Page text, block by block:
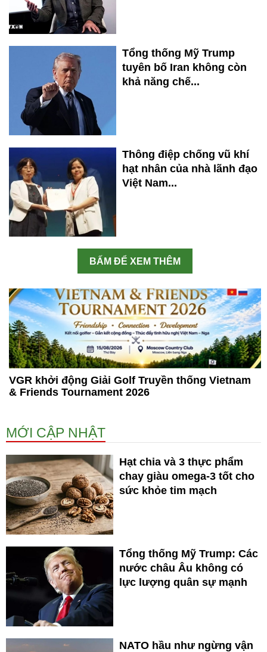
Tổng thống Mỹ Trump
tuyên bố Iran không còn
khả năng chế...
Thông điệp chống vũ khí
hạt nhân của nhà lãnh đạo
Việt Nam...
BẤM ĐỂ XEM THÊM
VGR khởi động Giải Golf Truyền thống Vietnam
& Friends Tournament 2026
MỚI CẬP NHẬT
Hạt chia và 3 thực phẩm
chay giàu omega-3 tốt cho
sức khỏe tim mạch
Tổng thống Mỹ Trump: Các
nước châu Âu không có
lực lượng quân sự mạnh
NATO hầu như ngừng vận